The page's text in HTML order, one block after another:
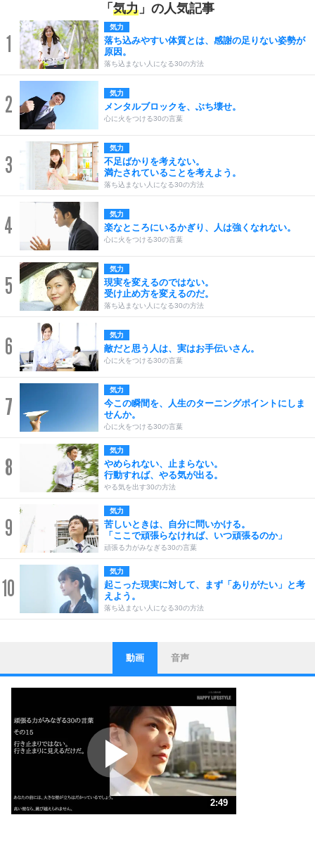
「 気力 」の人気記事
1
気力
落ち込みやすい体質とは、感謝の足りない姿勢が
原因。
落ち込まない人になる30の方法
2 気力
メンタルブロックを、ぶち壊せ。
心に火をつける30の言葉
3
気力
不足ばかりを考えない。
満たされていることを考えよう。
落ち込まない人になる30の方法
4 気力
楽なところにいるかぎり、人は強くなれない。
心に火をつける30の言葉
5
気力
現実を変えるのではない。
受け止め方を変えるのだ。
落ち込まない人になる30の方法
6 気力
敵だと思う人は、実はお手伝いさん。
心に火をつける30の言葉
7
気力
今この瞬間を、人生のターニングポイントにしま
せんか。
心に火をつける30の言葉
8
気力
やめられない、止まらない。
行動すれば、やる気が出る。
やる気を出す30の方法
9
気力
苦しいときは、自分に問いかける。
「ここで頑張らなければ、いつ頑張るのか」
頑張る力がみなぎる30の言葉
10
気力
起こった現実に対して、まず「ありがたい」と考
えよう。
落ち込まない人になる30の方法
1
ストレス対策
他人と比べない。
いっそのこと、他人を見ない。
いらいらしない人になる30の方法
プラス思考
ポジティブになれない原因は、行動しないから。
ポジティブ思考になる30の方法
ストレス対策
人生、なんとかなるもの。
気楽に生きる30の方法
動画 音声
2:49